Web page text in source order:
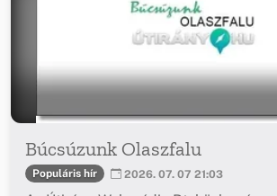
Búcsúzunk Olaszfalu
Populáris hír 2026. 07. 07 21:03